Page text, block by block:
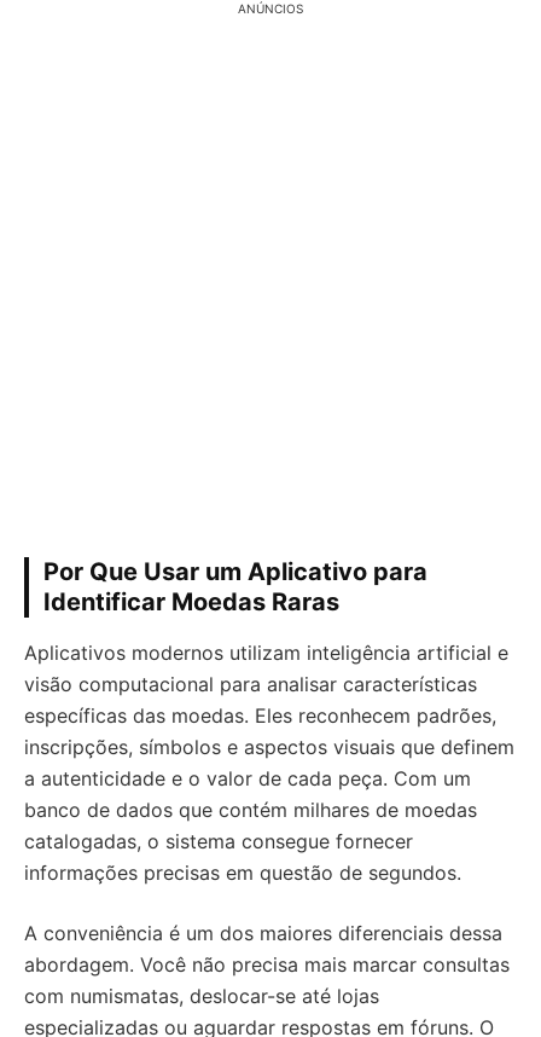
ANÚNCIOS
Por Que Usar um Aplicativo para
Identificar Moedas Raras
Aplicativos modernos utilizam inteligência artificial e
visão computacional para analisar características
específicas das moedas. Eles reconhecem padrões,
inscripções, símbolos e aspectos visuais que definem
a autenticidade e o valor de cada peça. Com um
banco de dados que contém milhares de moedas
catalogadas, o sistema consegue fornecer
informações precisas em questão de segundos.
A conveniência é um dos maiores diferenciais dessa
abordagem. Você não precisa mais marcar consultas
com numismatas, deslocar-se até lojas
especializadas ou aguardar respostas em fóruns. O